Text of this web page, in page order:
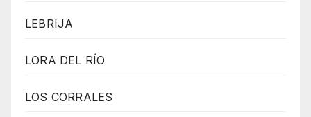
LEBRIJA
LORA DEL RÍO
LOS CORRALES